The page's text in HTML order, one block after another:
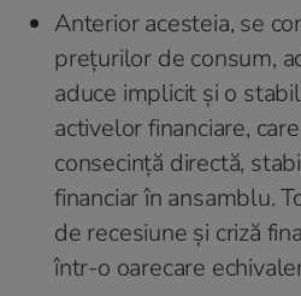
Anterior acesteia, se
prețurilor de consum,
aduce implicit și o
activelor financiare,
consecință directă,
financiar în ansamblu.
de recesiune și criză
într-o oarecare